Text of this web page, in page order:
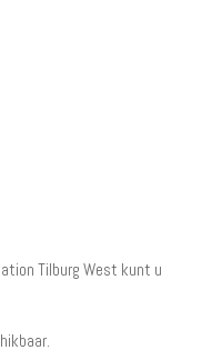
Tilburg West kunt u